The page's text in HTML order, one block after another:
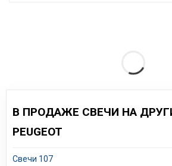
В ПРОДАЖЕ СВЕЧИ НА
PEUGEOT
Свечи 107